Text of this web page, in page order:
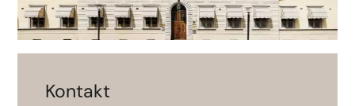
Kontakt